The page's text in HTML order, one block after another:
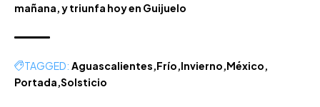
mañana, y triunfa hoy en Guijuelo
TAGGED: Aguascalientes Frío Invierno México
Portada Solsticio